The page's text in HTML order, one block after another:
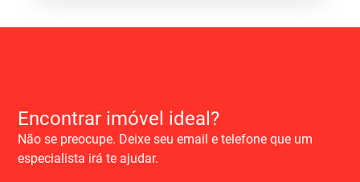
Encontrar imóvel ideal?
Não se preocupe. Deixe seu email e telefone que um
especialista irá te ajudar.